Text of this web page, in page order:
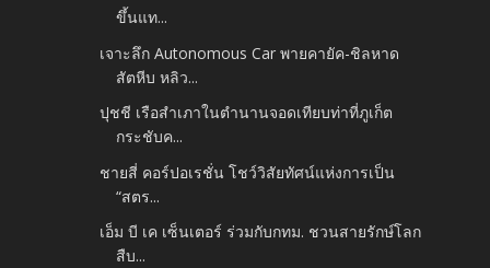
ขึ้นแท...
เจาะลึก Autonomous Car พายคายัค-ชิลหาด
สัตหีบ หลิว...
ปุชชี เรือสำเภาในตำนานจอดเทียบท่าที่ภูเก็ต
กระชับค...
ชายสี่ คอร์ปอเรชั่น โชว์วิสัยทัศน์แห่งการเป็น
“สตร...
เอ็ม บี เค เซ็นเตอร์ ร่วมกับกทม. ชวนสายรักษ์โลก
สืบ...